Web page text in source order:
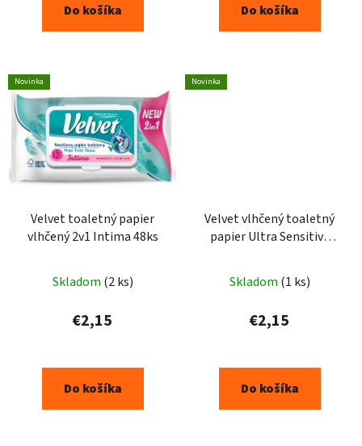
Do košíka Do košíka
Novinka
Velvet toaletný papier
vlhčený 2v1 Intima 48ks
Skladom (2 ks)
€2,15
Do košíka
Novinka
Velvet vlhčený toaletný
papier Ultra Sensitive
Skladom (1 ks)
€2,15
Do košíka